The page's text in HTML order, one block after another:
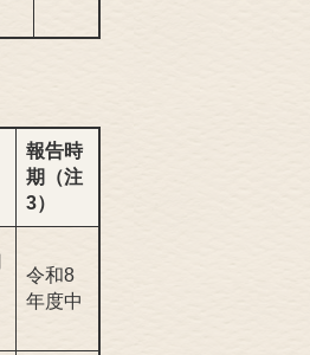
報告時
期（注
3）
令和8
年度中